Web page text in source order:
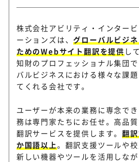
株式会社アビリティ・インター
ーションズは、グローバルビジ
ためのWebサイト翻訳を提供 し
知財のプロフェッショナル集団
バルビジネスにおける様々な課
てくれる会社です。
ユーザーが本来の業務に専念で
務は専門家たちにお任せ。高品
翻訳サービスを提供します。翻
か国語以上。翻訳支援ツールや校
新しい機器やツールを活用しな